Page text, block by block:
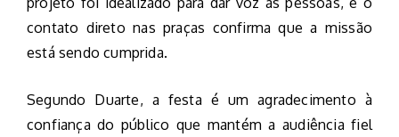
contato direto nas praças confirma que a missão
está sendo cumprida.
Segundo Duarte, a festa é um agradecimento à
confiança do público que mantém a audiência fiel